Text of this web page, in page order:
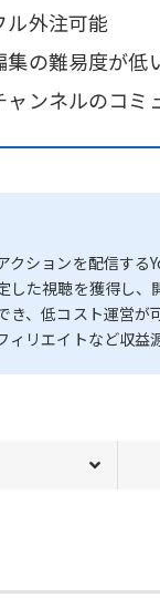
ル外注可能
集の難易度が低
ャンネルのコミ
ションを配信する
した視聴を獲得し、
、低コスト運営が
ィリエイトなど収益